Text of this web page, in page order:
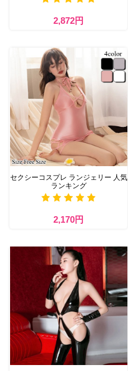
2,872円
セクシーコスプレ ランジェリー 人気
ランキング
2,170円